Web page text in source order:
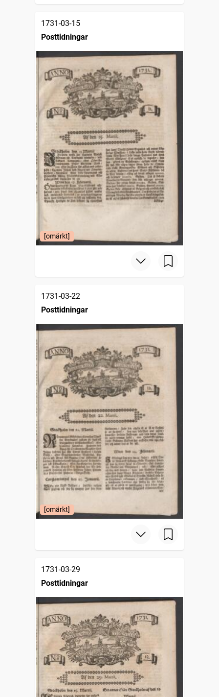
1731-03-15
Posttidningar
[omärkt]
1731-03-22
Posttidningar
[omärkt]
1731-03-29
Posttidningar